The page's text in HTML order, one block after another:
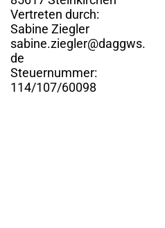
Vertreten durch:
Sabine Ziegler
sabine.ziegler@daggws.
de
Steuernummer:
114/107/60098